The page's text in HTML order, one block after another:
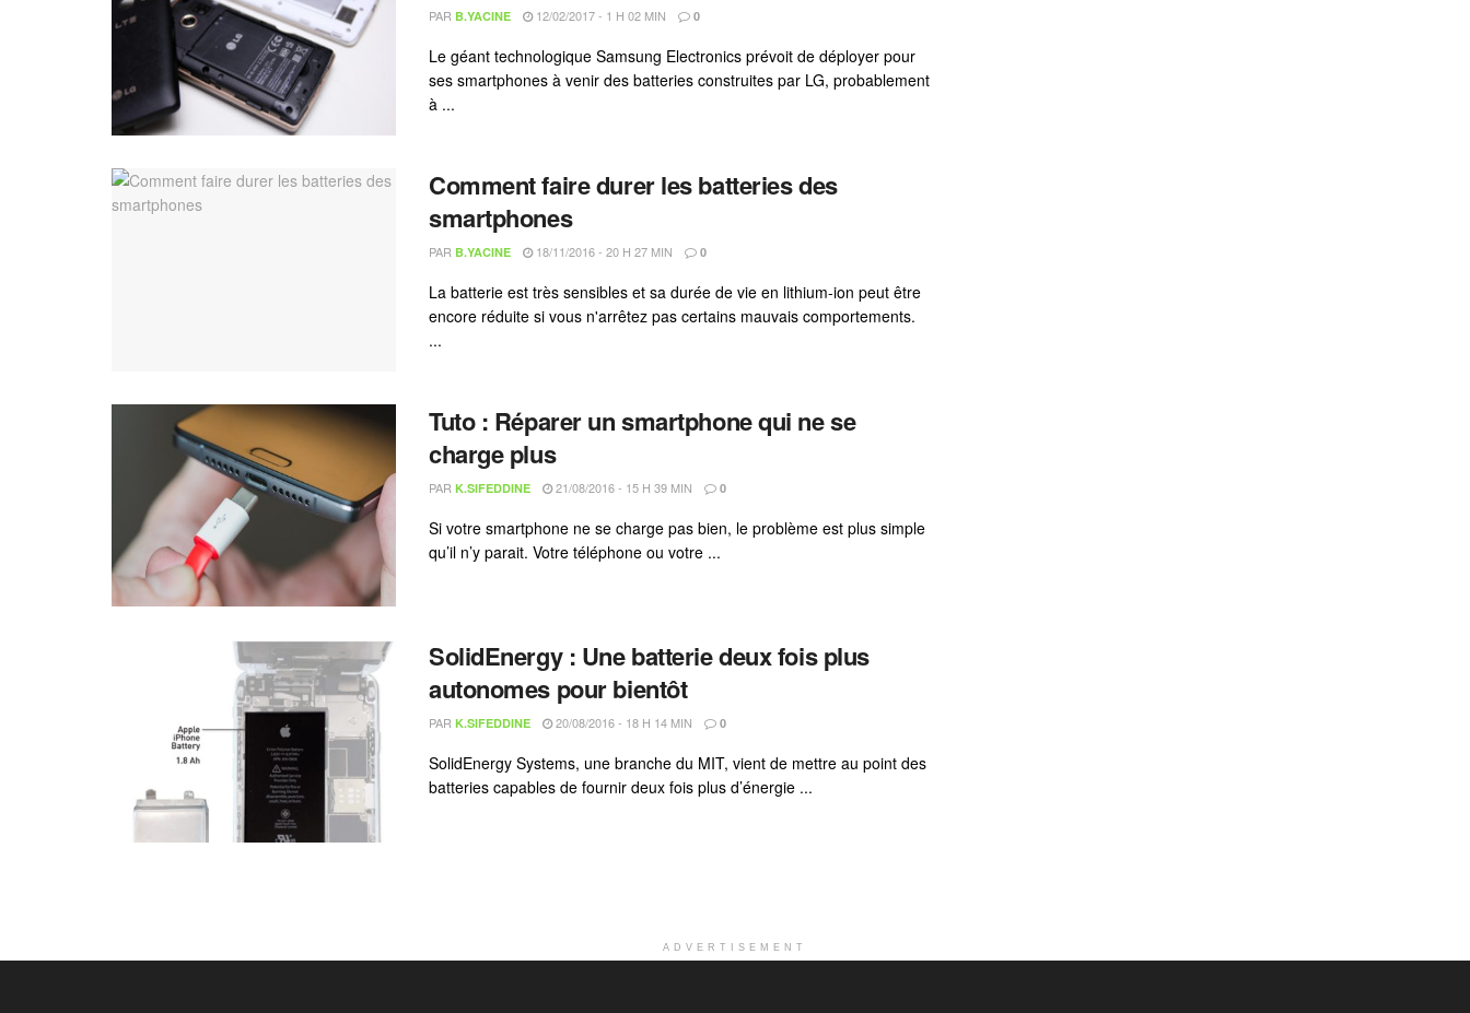
PAR B.YACINE 12/02/2017 - 1 H 02 MIN 0
Le géant technologique Samsung Electronics prévoit de déployer pour
ses smartphones à venir des batteries construites par LG, probablement
à ...
Comment faire durer les batteries des
smartphones
PAR B.YACINE 18/11/2016 - 20 H 27 MIN 0
La batterie est très sensibles et sa durée de vie en lithium-ion peut être
encore réduite si vous n'arrêtez pas certains mauvais comportements.
...
Tuto : Réparer un smartphone qui ne se
charge plus
PAR K.SIFEDDINE 21/08/2016 - 15 H 39 MIN 0
Si votre smartphone ne se charge pas bien, le problème est plus simple
qu’il n’y parait. Votre téléphone ou votre ...
SolidEnergy : Une batterie deux fois plus
autonomes pour bientôt
PAR K.SIFEDDINE 20/08/2016 - 18 H 14 MIN 0
SolidEnergy Systems, une branche du MIT, vient de mettre au point des
batteries capables de fournir deux fois plus d’énergie ...
ADVERTISEMENT